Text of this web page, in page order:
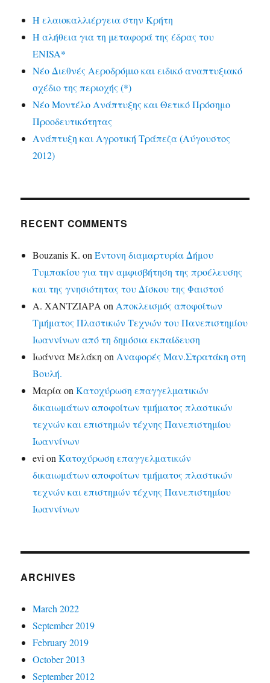
Η ελαιοκαλλιέργεια στην Κρήτη
Η αλήθεια για τη μεταφορά της έδρας του
ENISA*
Νέο Διεθνές Αεροδρόμιο και ειδικό αναπτυξιακό
σχέδιο της περιοχής (*)
Νέο Μοντέλο Ανάπτυξης και Θετικό Πρόσημο
Προοδευτικότητας
Ανάπτυξη και Αγροτική Τράπεζα (Αύγουστος
2012)
RECENT COMMENTS
Bouzanis K. onΈντονη διαμαρτυρία Δήμου
Τυμπακίου για την αμφισβήτηση της προέλευσης
και της γνησιότητας του Δίσκου της Φαιστού
Α. ΧΑΝΤΖΙΑΡΑ on Αποκλεισμός αποφοίτων
Τμήματος Πλαστικών Τεχνών του Πανεπιστημίου
Ιωαννίνων από τη δημόσια εκπαίδευση
Ιωάννα Μελάκη on Αναφορές Μαν.Στρατάκη στη
Βουλή.
ΜαρίαonΚατοχύρωση επαγγελματικών
δικαιωμάτων αποφοίτων τμήματος πλαστικών
τεχνών και επιστημών τέχνης Πανεπιστημίου
Ιωαννίνων
evi onΚατοχύρωση επαγγελματικών
δικαιωμάτων αποφοίτων τμήματος πλαστικών
τεχνών και επιστημών τέχνης Πανεπιστημίου
Ιωαννίνων
ARCHIVES
March 2022
September 2019
February 2019
October 2013
September 2012